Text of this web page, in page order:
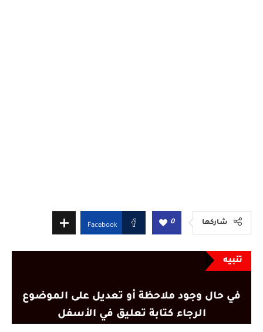
شاركها 0
Facebook
تنبيه
في حال وجود ملاحظة أو تعديل على الموضوع
الرجاء كتابة تعليق في الأسفل